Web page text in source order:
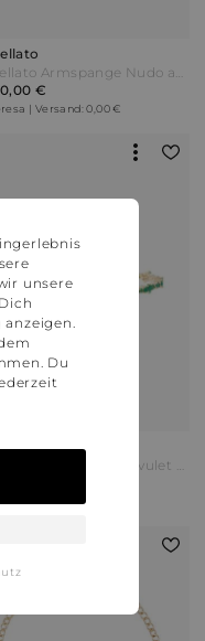
€
| Versand: 0,00 €
Makri
€
| Versand: 0,00 €
unsere
Du